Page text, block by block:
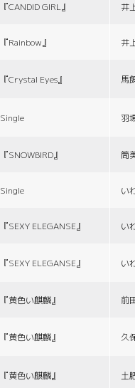
『CANDID GIRL』 井
『Rainbow』 井
『Crystal Eyes』 馬
Single 羽
『SNOWBIRD』 筒
Single い
『SEXY ELEGANSE』 い
『SEXY ELEGANSE』 い
『黄色い麒麟』 前
『黄色い麒麟』 久
『黄色い麒麟』 土